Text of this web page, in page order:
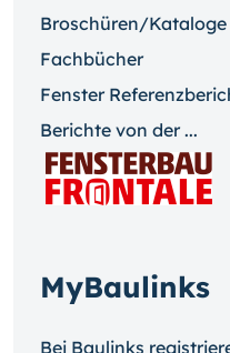
Broschüren/Kataloge
Fachbücher
Fenster
Berichte von der ...
MyBaulinks
Bei Baulinks